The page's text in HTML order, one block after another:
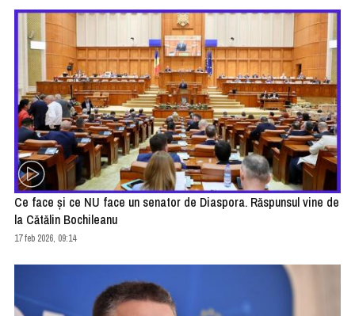
Ce face şi ce NU face un senator de Diaspora. Răspunsul vine de
la Cătălin Bochileanu
17 feb 2026, 09:14